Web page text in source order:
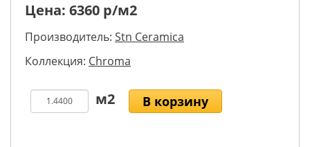
Цена: 6360 р/м2
Производитель: Stn Ceramica
Коллекция: Chroma
В корзину